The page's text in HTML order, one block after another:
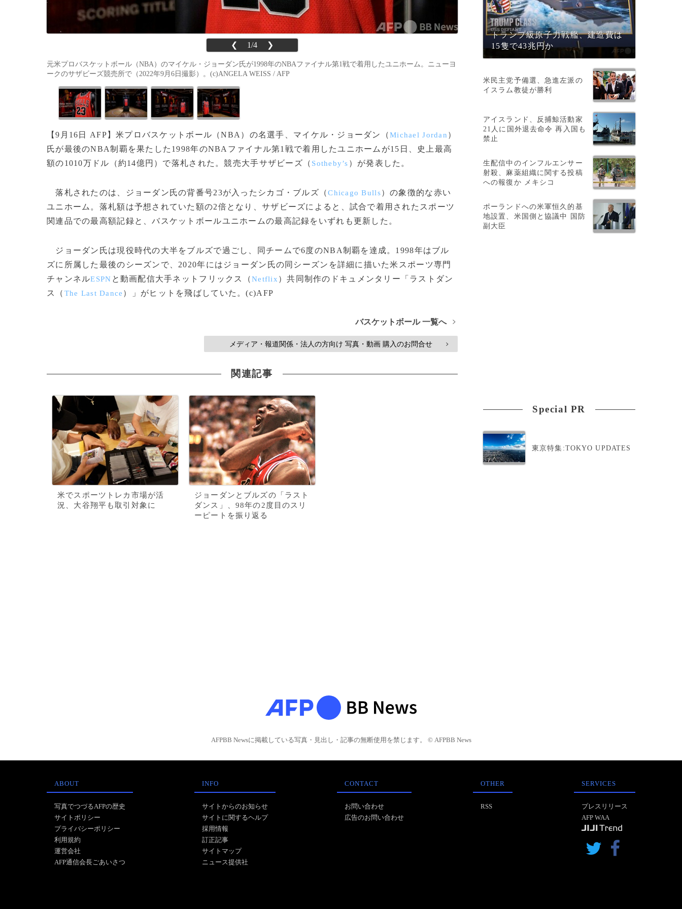
❮ 1/4 ❯
元米プロバスケットボール（NBA）のマイケル・ジョーダン氏が1998年のNBAファイナル第1戦で着用したユニホーム。ニューヨ
ークのサザビーズ競売所で（2022年9月6日撮影）。(c)ANGELA WEISS / AFP
【9月16日 AFP】米プロバスケットボール（NBA）の名選手、マイケル・ジョーダン（Michael Jordan ）
氏が最後のNBA制覇を果たした1998年のNBAファイナル第1戦で着用したユニホームが15日、史上最高
額の1010万ドル（約14億円）で落札された。競売大手サザビーズ（ Sotheby’s ）が発表した。
落札されたのは、ジョーダン氏の背番号23が入ったシカゴ・ブルズ（Chicago Bulls）の象徴的な赤い
ユニホーム。落札額は予想されていた額の2倍となり、サザビーズによると、試合で着用されたスポーツ
関連品での最高額記録と、バスケットボールユニホームの最高記録をいずれも更新した。
ジョーダン氏は現役時代の大半をブルズで過ごし、同チームで6度のNBA制覇を達成。1998年はブル
ズに所属した最後のシーズンで、2020年にはジョーダン氏の同シーズンを詳細に描いた米スポーツ専門
チャンネルESPN と動画配信大手ネットフリックス（Netflix ）共同制作のドキュメンタリー「ラストダン
ス（ The Last Dance ）」がヒットを飛ばしていた。(c)AFP
バスケットボール 一覧へ >
メディア・報道関係・法人の方向け 写真・動画 購入のお問合せ >
関連記事
米でスポーツトレカ市場が活
況、大谷翔平も取引対象に
ジョーダンとブルズの「ラスト
ダンス」、98年の2度目のスリ
ーピートを振り返る
トランプ級原子力戦艦、建造費は
15隻で43兆円か
米民主党予備選、急進左派の
イスラム教徒が勝利
アイスランド、反捕鯨活動家
21人に国外退去命令 再入国も
禁止
生配信中のインフルエンサー
射殺、麻薬組織に関する投稿
への報復か メキシコ
ポーランドへの米軍恒久的基
地設置、米国側と協議中 国防
副大臣
Special PR
東京特集:TOKYO UPDATES
AFPBB Newsに掲載している写真・見出し・記事の無断使用を禁じます。 © AFPBB News
ABOUT
写真でつづるAFPの歴史
サイトポリシー
プライバシーポリシー
利用規約
運営会社
AFP通信会長ごあいさつ
INFO
サイトからのお知らせ
サイトに関するヘルプ
採用情報
訂正記事
サイトマップ
ニュース提供社
CONTACT
お問い合わせ
広告のお問い合わせ
OTHER
RSS
SERVICES
プレスリリース
AFP WAA